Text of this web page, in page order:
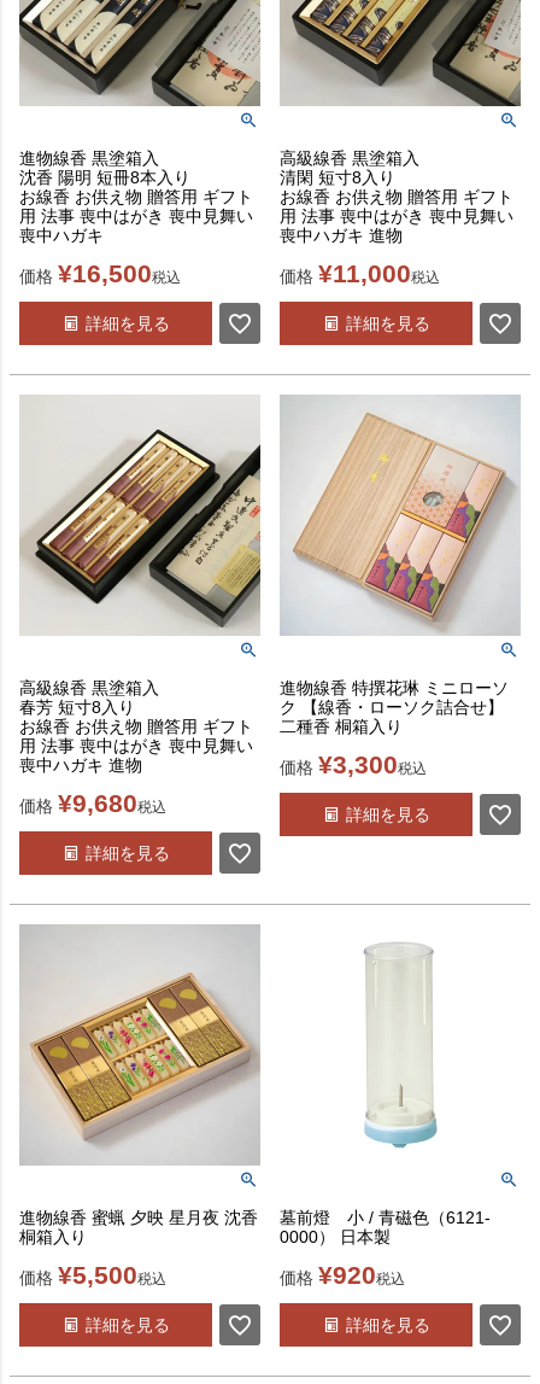
進物線香 黒塗箱入
沈香 陽明 短冊8本入り
お線香 お供え物 贈答用 ギフト
用 法事 喪中はがき 喪中見舞い
喪中ハガキ
価格 ¥16,500税込
詳細を見る
高級線香 黒塗箱入
清閑 短寸8入り
お線香 お供え物 贈答用 ギフト
用 法事 喪中はがき 喪中見舞い
喪中ハガキ 進物
価格 ¥11,000税込
詳細を見る
高級線香 黒塗箱入
春芳 短寸8入り
お線香 お供え物 贈答用 ギフト
用 法事 喪中はがき 喪中見舞い
喪中ハガキ 進物
価格 ¥9,680税込
詳細を見る
進物線香 特撰花琳 ミニローソ
ク 【線香・ローソク詰合せ】
二種香 桐箱入り
価格 ¥3,300税込
詳細を見る
進物線香 蜜蝋 夕映 星月夜 沈香
桐箱入り
価格 ¥5,500税込
詳細を見る
墓前燈 小 / 青磁色（6121-
0000） 日本製
価格 ¥920税込
詳細を見る